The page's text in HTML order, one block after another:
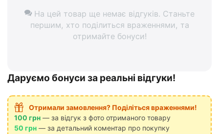
На цей товар ще немає відгуків. Станьте
першим, хто поділиться враженнями, та
отримайте бонуси!
Даруємо бонуси за реальні відгуки!
Отримали замовлення? Поділіться враженнями!
100 грн — за відгук з фото отриманого товару
50 грн — за детальний коментар про покупку